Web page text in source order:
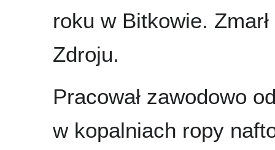
roku w Bitkowie.
Zdroju.
Pracował zawodowo
w kopalniach ropy